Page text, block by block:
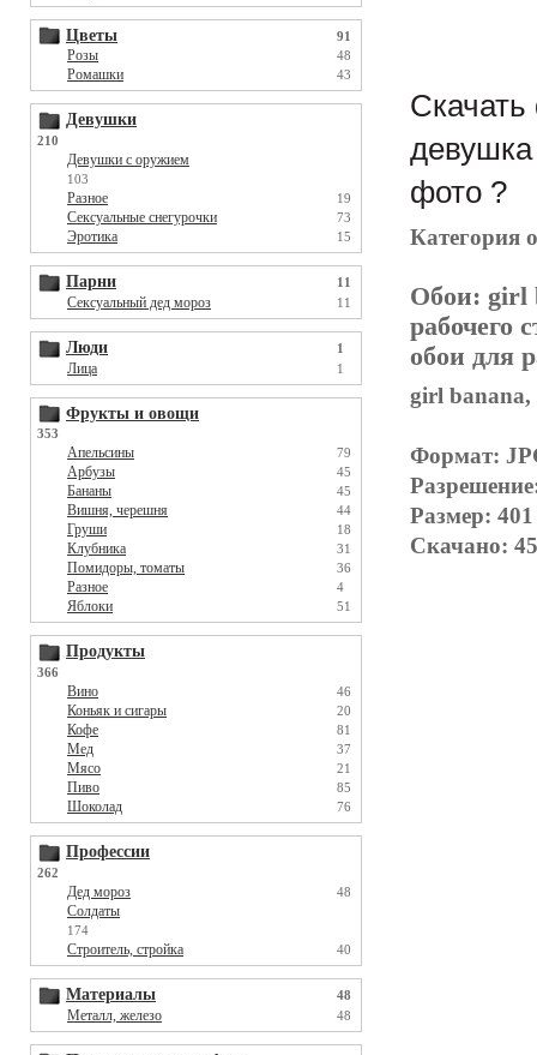
Цветы 91
Розы 48
Ромашки 43
Девушки
210
Девушки с оружием
103
Разное 19
Сексуальные снегурочки 73
Эротика 15
Парни 11
Сексуальный дед мороз 11
Люди 1
Лица 1
Фрукты и овощи
353
Апельсины 79
Арбузы 45
Бананы 45
Вишня, черешня 44
Груши 18
Клубника 31
Помидоры, томаты 36
Разное 4
Яблоки 51
Продукты
366
Вино 46
Коньяк и сигары 20
Кофе 81
Мед 37
Мясо 21
Пиво 85
Шоколад 76
Профессии
262
Дед мороз 48
Солдаты
174
Строитель, стройка 40
Материалы 48
Металл, железо 48
Скачать
девушка
фото ?
Категория
Обои: girl
рабочего
обои для
girl banana,
Формат:
Размер:
Скачано: